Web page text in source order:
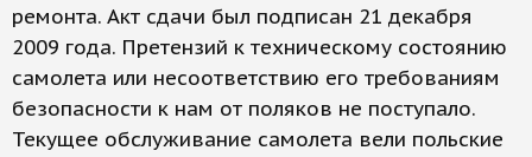
ремонта. Акт сдачи был подписан 21 декабря
2009 года. Претензий к техническому состоянию
самолета или несоответствию его требованиям
безопасности к нам от поляков не поступало.
Текущее обслуживание самолета вели польские